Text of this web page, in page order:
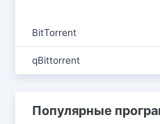
BitTorrent
qBittorrent
Популярные